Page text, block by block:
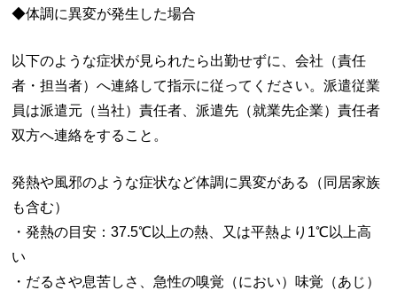
◆体調に異変が発生した場合
以下のような症状が見られたら出勤せずに、会社（責任
者・担当者）へ連絡して指示に従ってください。派遣従業
員は派遣元（当社）責任者、派遣先（就業先企業）責任者
双方へ連絡をすること。
発熱や風邪のような症状など体調に異変がある（同居家族
も含む）
・発熱の目安：37.5℃以上の熱、又は平熱より1℃以上高
い
・だるさや息苦しさ、急性の嗅覚（におい）味覚（あじ）